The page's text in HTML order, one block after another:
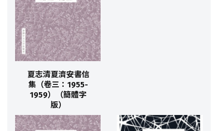
夏志清夏濟安書信
集（卷三：1955-
1959）（簡體字
版）